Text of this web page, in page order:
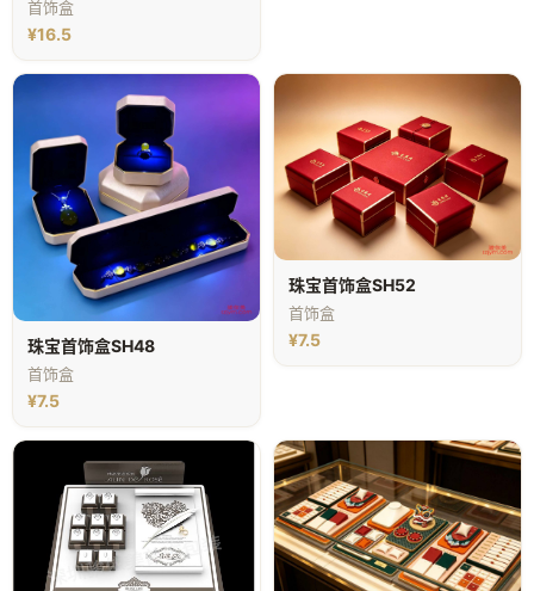
首饰盒
¥16.5
珠宝首饰盒SH48
首饰盒
¥7.5
珠宝首饰盒SH52
首饰盒
¥7.5